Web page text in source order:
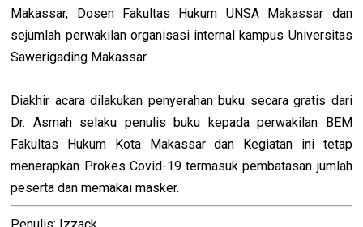
Makassar, Dosen Fakultas Hukum UNSA Makassar dan
sejumlah perwakilan organisasi internal kampus Universitas
Sawerigading Makassar.
Diakhir acara dilakukan penyerahan buku secara gratis dari
Dr. Asmah selaku penulis buku kepada perwakilan BEM
Fakultas Hukum Kota Makassar dan Kegiatan ini tetap
menerapkan Prokes Covid-19 termasuk pembatasan jumlah
peserta dan memakai masker.
Penulis: Izzack